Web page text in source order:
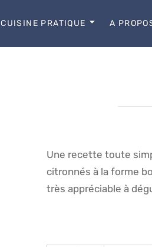
CUISINE PRATIQUE A
Une recette toute
citronnés à la forme
très appréciable à